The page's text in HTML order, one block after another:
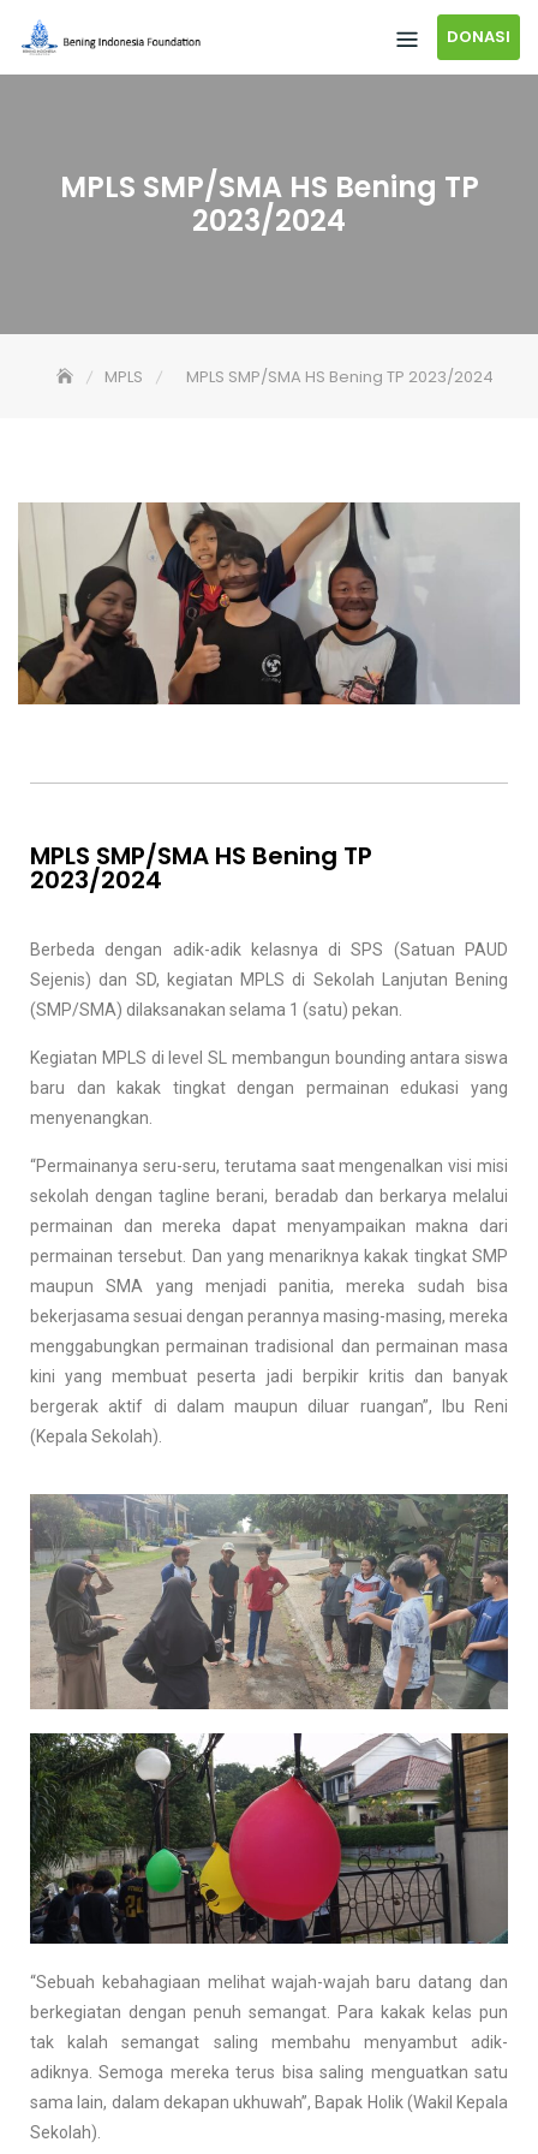
DONASI
MPLS SMP/SMA HS Bening TP
2023/2024
MPLS MPLS SMP/SMA HS Bening TP 2023/2024
MPLS SMP/SMA HS Bening TP
2023/2024
Berbeda dengan adik-adik kelasnya di SPS (Satuan PAUD
Sejenis) dan SD, kegiatan MPLS di Sekolah Lanjutan Bening
(SMP/SMA) dilaksanakan selama 1 (satu) pekan.
Kegiatan MPLS di level SL membangun bounding antara siswa
baru dan kakak tingkat dengan permainan edukasi yang
menyenangkan.
“Permainanya seru-seru, terutama saat mengenalkan visi misi
sekolah dengan tagline berani, beradab dan berkarya melalui
permainan dan mereka dapat menyampaikan makna dari
permainan tersebut. Dan yang menariknya kakak tingkat SMP
maupun SMA yang menjadi panitia, mereka sudah bisa
bekerjasama sesuai dengan perannya masing-masing, mereka
menggabungkan permainan tradisional dan permainan masa
kini yang membuat peserta jadi berpikir kritis dan banyak
bergerak aktif di dalam maupun diluar ruangan”, Ibu Reni
(Kepala Sekolah).
“Sebuah kebahagiaan melihat wajah-wajah baru datang dan
berkegiatan dengan penuh semangat. Para kakak kelas pun
tak kalah semangat saling membahu menyambut adik-
adiknya. Semoga mereka terus bisa saling menguatkan satu
sama lain, dalam dekapan ukhuwah”, Bapak Holik (Wakil Kepala
Sekolah).